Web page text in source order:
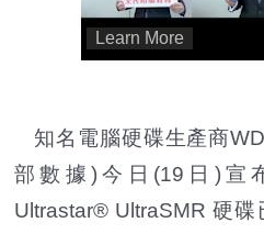
知名電腦硬碟生產商
部數據)今日(19日)宣
Ultrastar® UltraSMR 硬